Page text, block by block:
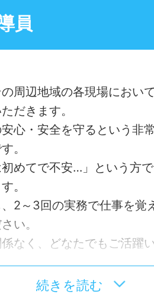
員
周辺地域の各現場におい
だきます。
心・安全を守るという非
。
初めてで不安…」という方
。
2～3回の実務で仕事を覚
い。
なく、どなたでもご活躍
続きを読む